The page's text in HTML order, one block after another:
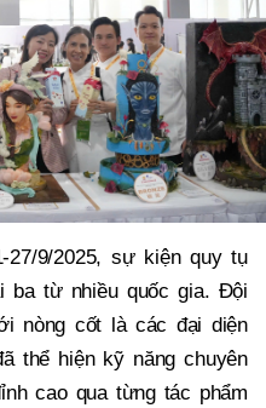
9/2025, sự kiện quy tụ
ba từ nhiều quốc gia. Đội
nòng cốt là các đại diện
thể hiện kỹ năng chuyên
cao qua từng tác phẩm